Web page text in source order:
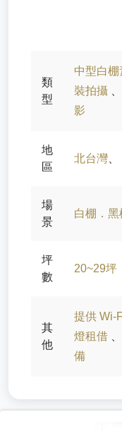
類
型
中型白棚
裝拍攝
影
地
區
北台灣
場
景
白棚．
坪
數
20~29坪
其
他
提供 Wi-
燈租借
備